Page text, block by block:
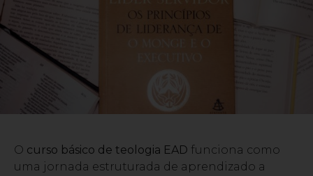
O curso básico de teologia EAD funciona como
uma jornada estruturada de aprendizado a